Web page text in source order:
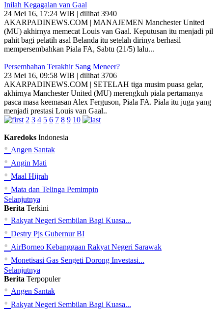
Inilah Kegagalan van Gaal
24 Mei 16, 17:24 WIB | dilihat 3940
AKARPADINEWS.COM | MANAJEMEN Manchester United
(MU) akhirnya memecat Louis van Gaal. Keputusan itu menjadi pil
pahit bagi pelatih asal Belanda itu setelah dirinya berhasil
mempersembahkan Piala FA, Sabtu (21/5) lalu...
Persembahan Terakhir Sang Meneer?
23 Mei 16, 09:58 WIB | dilihat 3706
AKARPADINEWS.COM | SETELAH tiga musim puasa gelar,
akhirnya Manchester United (MU) merengkuh piala pertamanya
pasca masa keemasan Alex Ferguson, Piala FA. Piala itu juga yang
menjadi prestasi Louis van Gaal..
2 3 4 5 6 7 8 9 10
Karedoks Indonesia
• Angen Santak
• Angin Mati
• Maal Hijrah
• Mata dan Telinga Pemimpin
Selanjutnya
Berita Terkini
• Rakyat Negeri Sembilan Bagi Kuasa...
• Destry Pjs Gubernur BI
• AirBorneo Kebanggaan Rakyat Negeri Sarawak
• Monetisasi Gas Sengeti Dorong Investasi...
Selanjutnya
Berita Terpopuler
• Angen Santak
• Rakyat Negeri Sembilan Bagi Kuasa...